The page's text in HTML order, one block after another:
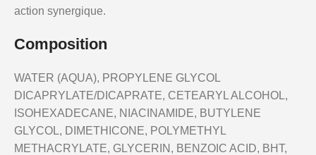
action synergique.
Composition
WATER (AQUA), PROPYLENE GLYCOL
DICAPRYLATE/DICAPRATE, CETEARYL ALCOHOL,
ISOHEXADECANE, NIACINAMIDE, BUTYLENE
GLYCOL, DIMETHICONE, POLYMETHYL
METHACRYLATE, GLYCERIN, BENZOIC ACID, BHT,